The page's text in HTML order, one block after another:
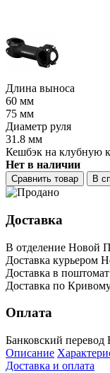
Длина выноса
60 мм
75 мм
Диаметр руля
31.8 мм
Кешбэк на клубную
Нет в наличии
Сравнить товар В
Доставка
В отделение Новой
Доставка курьером
Доставка в
Доставка по
Оплата
Банковский перевод
Описание
Доставка и оплата